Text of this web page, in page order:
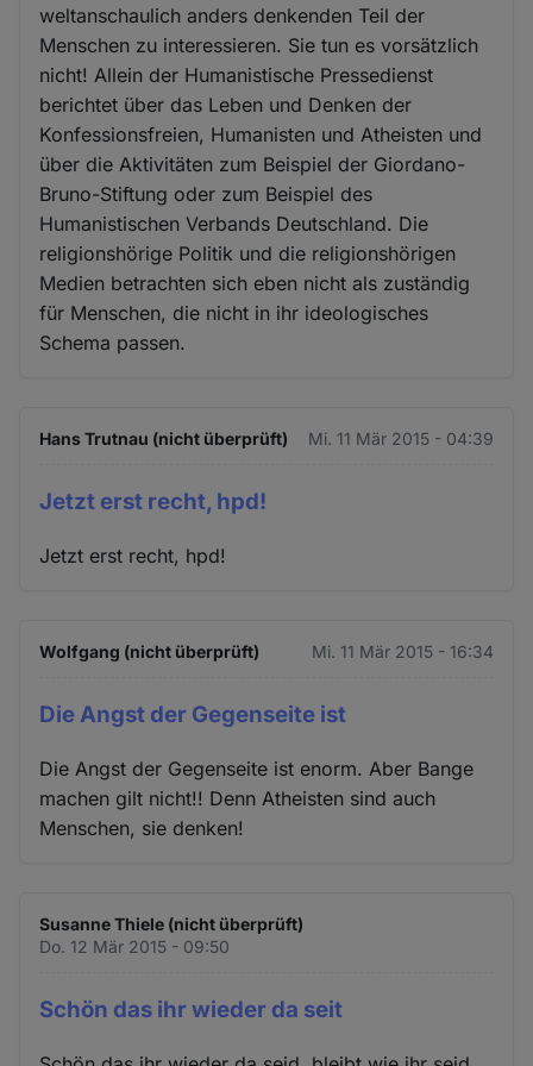
weltanschaulich anders denkenden Teil der
Menschen zu interessieren. Sie tun es vorsätzlich
nicht! Allein der Humanistische Pressedienst
berichtet über das Leben und Denken der
Konfessionsfreien, Humanisten und Atheisten und
über die Aktivitäten zum Beispiel der Giordano-
Bruno-Stiftung oder zum Beispiel des
Humanistischen Verbands Deutschland. Die
religionshörige Politik und die religionshörigen
Medien betrachten sich eben nicht als zuständig
für Menschen, die nicht in ihr ideologisches
Schema passen.
Hans Trutnau (nicht überprüft) Mi. 11 Mär 2015 - 04:39
Jetzt erst recht, hpd!
Jetzt erst recht, hpd!
Wolfgang (nicht überprüft) Mi. 11 Mär 2015 - 16:34
Die Angst der Gegenseite ist
Die Angst der Gegenseite ist enorm. Aber Bange
machen gilt nicht!! Denn Atheisten sind auch
Menschen, sie denken!
Susanne Thiele (nicht überprüft)
Do. 12 Mär 2015 - 09:50
Schön das ihr wieder da seit